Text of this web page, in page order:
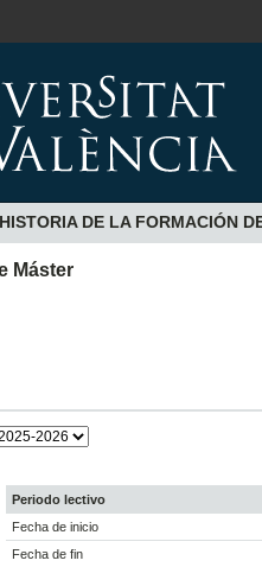
DE LA FORMACIÓN
Máster
Periodo lectivo
Fecha de inicio
Fecha de fin